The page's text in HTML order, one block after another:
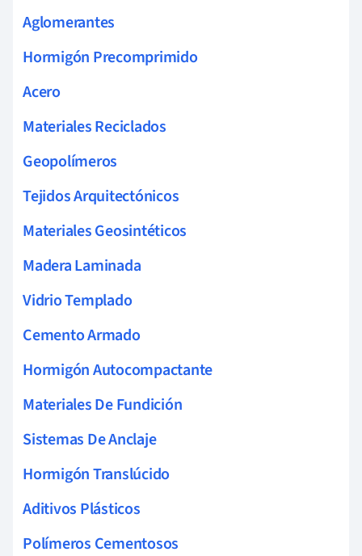
Aglomerantes
Hormigón Precomprimido
Acero
Materiales Reciclados
Geopolímeros
Tejidos Arquitectónicos
Materiales Geosintéticos
Madera Laminada
Vidrio Templado
Cemento Armado
Hormigón Autocompactante
Materiales De Fundición
Sistemas De Anclaje
Hormigón Translúcido
Aditivos Plásticos
Polímeros Cementosos